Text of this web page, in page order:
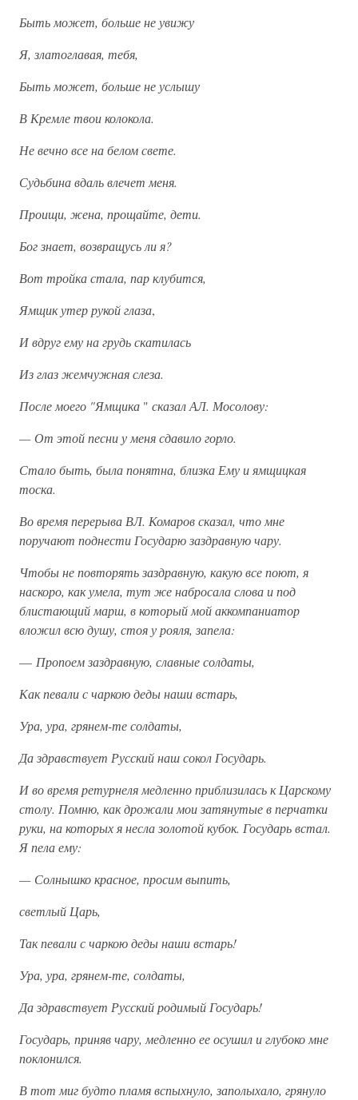
Быть может, больше не увижу
Я, златоглавая, тебя,
Быть может, больше не услышу
В Кремле твои колокола.
Не вечно все на белом свете.
Судьбина вдаль влечет меня.
Проищи, жена, прощайте, дети.
Бог знает, возвращусь ли я?
Вот тройка стала, пар клубится,
Ямщик утер рукой глаза,
И вдруг ему на грудь скатилась
Из глаз жемчужная слеза.
После моего "Ямщика " сказал АЛ. Мосолову:
— От этой песни у меня сдавило горло.
Стало быть, была понятна, близка Ему и ямщицкая
тоска.
Во время перерыва ВЛ. Комаров сказал, что мне
поручают поднести Государю заздравную чару.
Чтобы не повторять заздравную, какую все поют, я
наскоро, как умела, тут же набросала слова и под
блистающий марш, в который мой аккомпаниатор
вложил всю душу, стоя у рояля, запела:
— Пропоем заздравную, славные солдаты,
Как певали с чаркою деды наши встарь,
Ура, ура, грянем-те солдаты,
Да здравствует Русский наш сокол Государь.
И во время ретурнеля медленно приблизилась к Царскому
столу. Помню, как дрожали мои затянутые в перчатки
руки, на которых я несла золотой кубок. Государь встал.
Я пела ему:
— Солнышко красное, просим выпить,
светлый Царь,
Так певали с чаркою деды наши встарь!
Ура, ура, грянем-те, солдаты,
Да здравствует Русский родимый Государь!
Государь, приняв чару, медленно ее осушил и глубоко мне
поклонился.
В тот миг будто пламя вспыхнуло, заполыхало, грянуло